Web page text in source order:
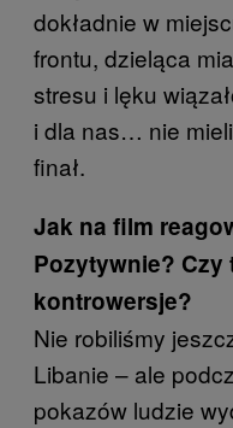
dokładnie w
frontu, dzieląca
stresu i lęku
i dla nas… nie
finał.
Jak na film
Pozytywnie? Czy
kontrowersje?
Nie robiliśmy
Libanie – ale
pokazów ludzie